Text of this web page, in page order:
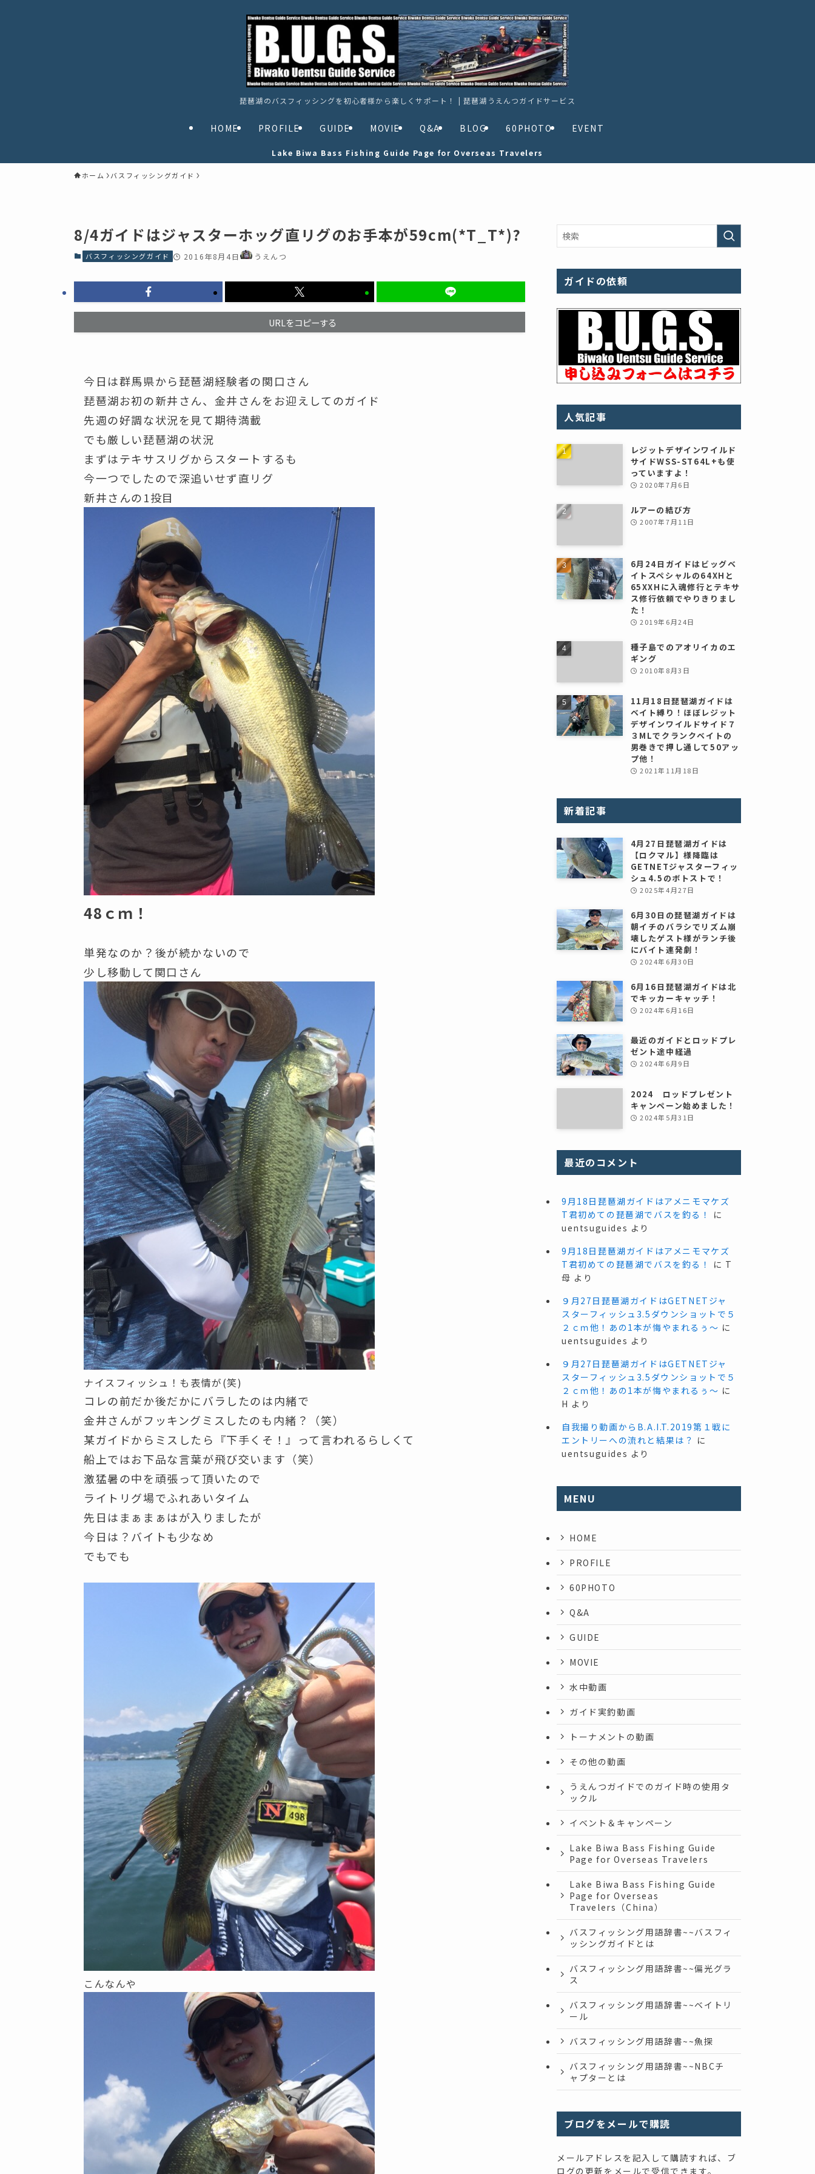
琵琶湖のバスフィッシングを初心者様から楽しくサポート！ | 琵琶湖うえんつガイドサービス
HOME PROFILE GUIDE MOVIE Q&A BLOG 60PHOTO EVENT
Lake Biwa Bass Fishing Guide Page for Overseas Travelers
ホーム バスフィッシングガイド
8/4ガイドはジャスターホッグ直リグのお手本が59cm(*T_T*)?
バスフィッシングガイド 2016年8月4日 うえんつ
URLをコピーする
今日は群馬県から琵琶湖経験者の関口さん
琵琶湖お初の新井さん、金井さんをお迎えしてのガイド
先週の好調な状況を見て期待満載
でも厳しい琵琶湖の状況
まずはテキサスリグからスタートするも
今一つでしたので深追いせず直リグ
新井さんの1投目
48ｃｍ！
単発なのか？後が続かないので
少し移動して関口さん
ナイスフィッシュ！も表情が(笑)
コレの前だか後だかにバラしたのは内緒で
金井さんがフッキングミスしたのも内緒？（笑）
某ガイドからミスしたら『下手くそ！』って言われるらしくて
船上ではお下品な言葉が飛び交います（笑）
激猛暑の中を頑張って頂いたので
ライトリグ場でふれあいタイム
先日はまぁまぁはが入りましたが
今日は？バイトも少なめ
でもでも
こんなんや
ガイドの依頼
人気記事
レジットデザインワイルド
サイドWSS-ST64L+も使
っていますよ！
2020年7月6日
ルアーの結び方
2007年7月11日
6月24日ガイドはビッグベ
イトスペシャルの64XHと
65XXHに入魂修行とテキサ
ス修行依頼でやりきりまし
た！
2019年6月24日
種子島でのアオリイカのエ
ギング
2010年8月3日
11月18日琵琶湖ガイドは
ベイト縛り！ほぼレジット
デザインワイルドサイド７
３MLでクランクベイトの
男巻きで押し通して50アッ
プ他！
2021年11月18日
新着記事
4月27日琵琶湖ガイドは
【ロクマル】様降臨は
GETNETジャスターフィッ
シュ4.5のボトストで！
2025年4月27日
6月30日の琵琶湖ガイドは
朝イチのバラシでリズム崩
壊したゲスト様がランチ後
にバイト連発劇！
2024年6月30日
6月16日琵琶湖ガイドは北
でキッカーキャッチ！
2024年6月16日
最近のガイドとロッドプレ
ゼント途中経過
2024年6月9日
2024 ロッドプレゼント
キャンペーン始めました！
2024年5月31日
最近のコメント
9月18日琵琶湖ガイドはアメニモマケズ
T君初めての琵琶湖でバスを釣る！
に
uentsuguides より
9月18日琵琶湖ガイドはアメニモマケズ
T君初めての琵琶湖でバスを釣る！
に T
母 より
９月27日琵琶湖ガイドはGETNETジャ
スターフィッシュ3.5ダウンショットで５
２ｃｍ他！あの1本が悔やまれるぅ～ に
uentsuguides より
９月27日琵琶湖ガイドはGETNETジャ
スターフィッシュ3.5ダウンショットで５
２ｃｍ他！あの1本が悔やまれるぅ～ に
H より
自我撮り動画からB.A.I.T.2019第１戦に
エントリーへの流れと結果は？ に
uentsuguides より
MENU
HOME
PROFILE
60PHOTO
Q&A
GUIDE
MOVIE
水中動画
ガイド実釣動画
トーナメントの動画
その他の動画
うえんつガイドでのガイド時の使用タ
ックル
イベント＆キャンペーン
Lake Biwa Bass Fishing Guide
Page for Overseas Travelers
Lake Biwa Bass Fishing Guide
Page for Overseas
Travelers（China）
バスフィッシング用語辞書~~バスフィ
ッシングガイドとは
バスフィッシング用語辞書~~偏光グラ
ス
バスフィッシング用語辞書~~ベイトリ
ール
バスフィッシング用語辞書~~魚探
バスフィッシング用語辞書~~NBCチ
ャプターとは
ブログをメールで購読
メールアドレスを記入して購読すれば、ブ
ログの更新をメールで受信できます。